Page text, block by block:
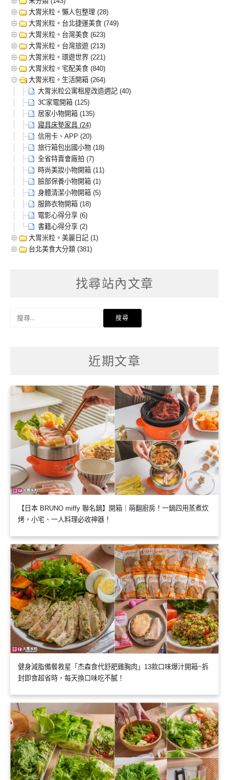
大胃米粒。懶人包整理 (28)
大胃米粒。台北捷運美食 (749)
大胃米粒。台灣美食 (623)
大胃米粒。台灣旅遊 (213)
大胃米粒。環遊世界 (221)
大胃米粒。宅配美食 (840)
大胃米粒。生活開箱 (264)
大胃米粒公寓租屋改造週記 (40)
3C家電開箱 (125)
居家小物開箱 (135)
寢具床墊家具 (24)
信用卡、APP (20)
旅行箱包出國小物 (18)
全省特賣會廠拍 (7)
時尚美妝小物開箱 (11)
臉部保養小物開箱 (1)
身體清潔小物開箱 (5)
服飾衣物開箱 (18)
電影心得分享 (6)
書籍心得分享 (2)
大胃米粒。美麗日記 (1)
台北美食大分類 (381)
找尋站內文章
近期文章
【日本 BRUNO miffy 聯名鍋】開箱｜萌翻廚房！一鍋四用蒸煮炊
烤，小宅、一人料理必收神器！
健身減脂備餐救星「杰森食代舒肥雞胸肉」13款口味爆汁開箱~拆
封即食超省時，每天換口味吃不膩！